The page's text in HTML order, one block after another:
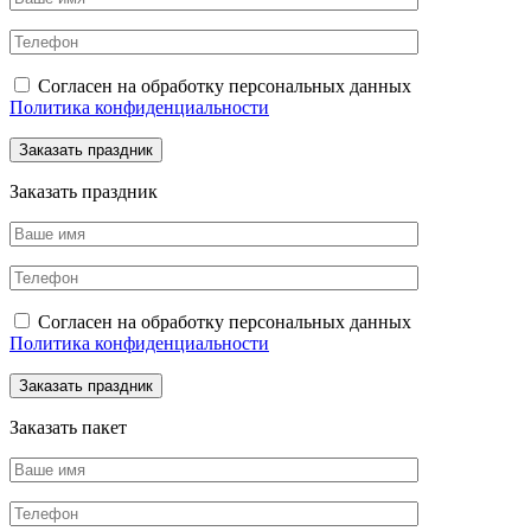
Согласен на обработку персональных данных
Политика конфиденциальности
Заказать праздник
Согласен на обработку персональных данных
Политика конфиденциальности
Заказать пакет